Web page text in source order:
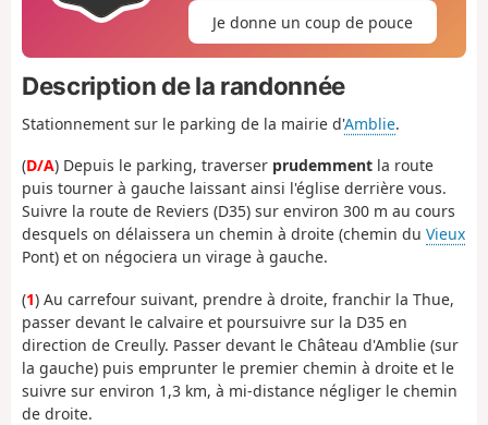
Je donne un coup de pouce
Description de la randonnée
Stationnement sur le parking de la mairie d'Amblie.
(D/A) Depuis le parking, traverser prudemment la route
puis tourner à gauche laissant ainsi l'église derrière vous.
Suivre la route de Reviers (D35) sur environ 300 m au cours
desquels on délaissera un chemin à droite (chemin du Vieux
Pont) et on négociera un virage à gauche.
(1) Au carrefour suivant, prendre à droite, franchir la Thue,
passer devant le calvaire et poursuivre sur la D35 en
direction de Creully. Passer devant le Château d'Amblie (sur
la gauche) puis emprunter le premier chemin à droite et le
suivre sur environ 1,3 km, à mi-distance négliger le chemin
de droite.